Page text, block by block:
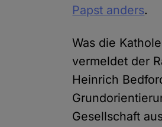
Papst anders.
Was die
vermeldet der
Heinrich
Gesellschaft